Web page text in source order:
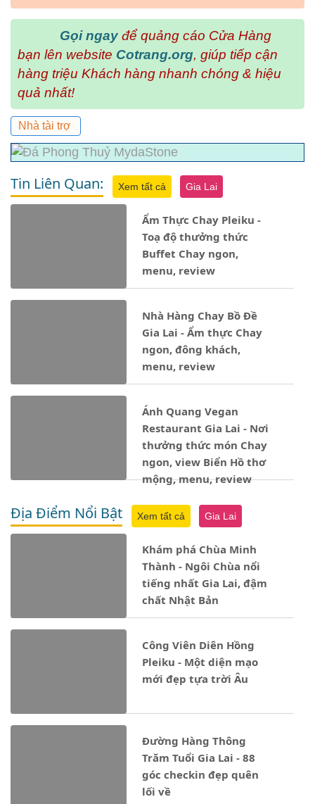
Gọi ngay để quảng cáo Cửa Hàng
bạn lên website Cotrang.org, giúp tiếp cận
hàng triệu Khách hàng nhanh chóng & hiệu
quả nhất!
Nhà tài trợ
Tin Liên Quan: Xem tất cả Gia Lai
Ẩm Thực Chay Pleiku -
Toạ độ thưởng thức
Buffet Chay ngon,
menu, review
Nhà Hàng Chay Bồ Đề
Gia Lai - Ẩm thực Chay
ngon, đông khách,
menu, review
Ánh Quang Vegan
Restaurant Gia Lai - Nơi
thưởng thức món Chay
ngon, view Biển Hồ thơ
mộng, menu, review
Địa Điểm Nổi Bật Xem tất cả Gia Lai
Khám phá Chùa Minh
Thành - Ngôi Chùa nổi
tiếng nhất Gia Lai, đậm
chất Nhật Bản
Công Viên Diên Hồng
Pleiku - Một diện mạo
mới đẹp tựa trời Âu
Đường Hàng Thông
Trăm Tuổi Gia Lai - 88
góc checkin đẹp quên
lối về